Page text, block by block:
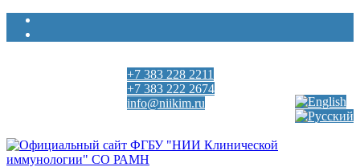
+7 383 228 2211
+7 383 222 2674
info@niikim.ru